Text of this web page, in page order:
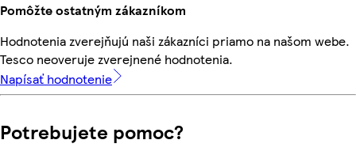
Pomôžte ostatným zákazníkom
Hodnotenia zverejňujú naši zákazníci priamo na našom webe.
Tesco neoveruje zverejnené hodnotenia.
Napísať hodnotenie
Potrebujete pomoc?